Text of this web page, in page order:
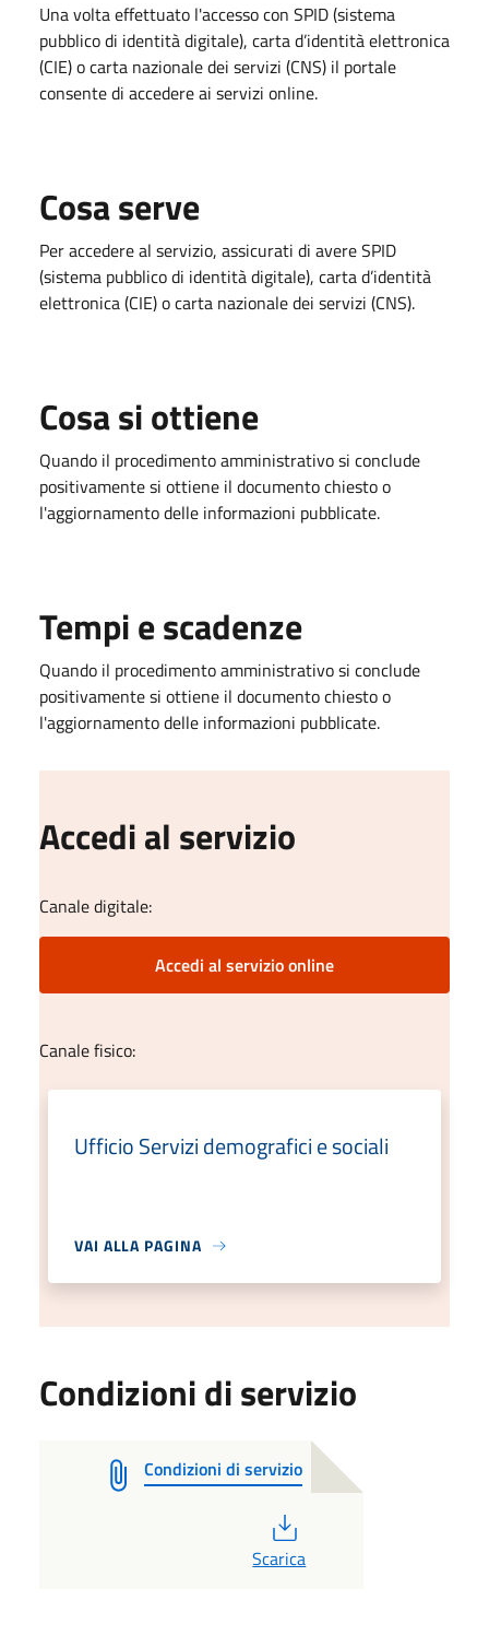
Una volta effettuato l'accesso con SPID (sistema
pubblico di identità digitale), carta d’identità elettronica
(CIE) o carta nazionale dei servizi (CNS) il portale
consente di accedere ai servizi online.
Cosa serve
Per accedere al servizio, assicurati di avere SPID
(sistema pubblico di identità digitale), carta d’identità
elettronica (CIE) o carta nazionale dei servizi (CNS).
Cosa si ottiene
Quando il procedimento amministrativo si conclude
positivamente si ottiene il documento chiesto o
l'aggiornamento delle informazioni pubblicate.
Tempi e scadenze
Quando il procedimento amministrativo si conclude
positivamente si ottiene il documento chiesto o
l'aggiornamento delle informazioni pubblicate.
Accedi al servizio
Canale digitale:
Accedi al servizio online
Canale fisico:
Ufficio Servizi demografici e sociali
VAI ALLA PAGINA
Condizioni di servizio
Condizioni di servizio
Scarica